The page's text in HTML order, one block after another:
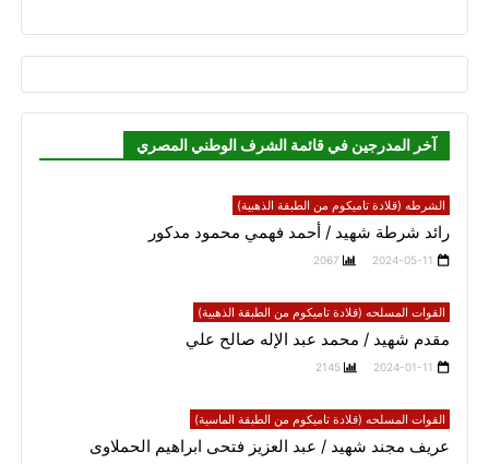
آخر المدرجين في قائمة الشرف الوطني المصري
الشرطه (قلادة تاميكوم من الطبقة الذهبية)
رائد شرطة شهيد / أحمد فهمي محمود مدكور
2024-05-11
2067
القوات المسلحه (قلادة تاميكوم من الطبقة الذهبية)
مقدم شهيد / محمد عبد الإله صالح علي
2024-01-11
2145
القوات المسلحه (قلادة تاميكوم من الطبقة الماسية)
عريف مجند شهيد / عبد العزيز فتحى ابراهيم الحملاوى